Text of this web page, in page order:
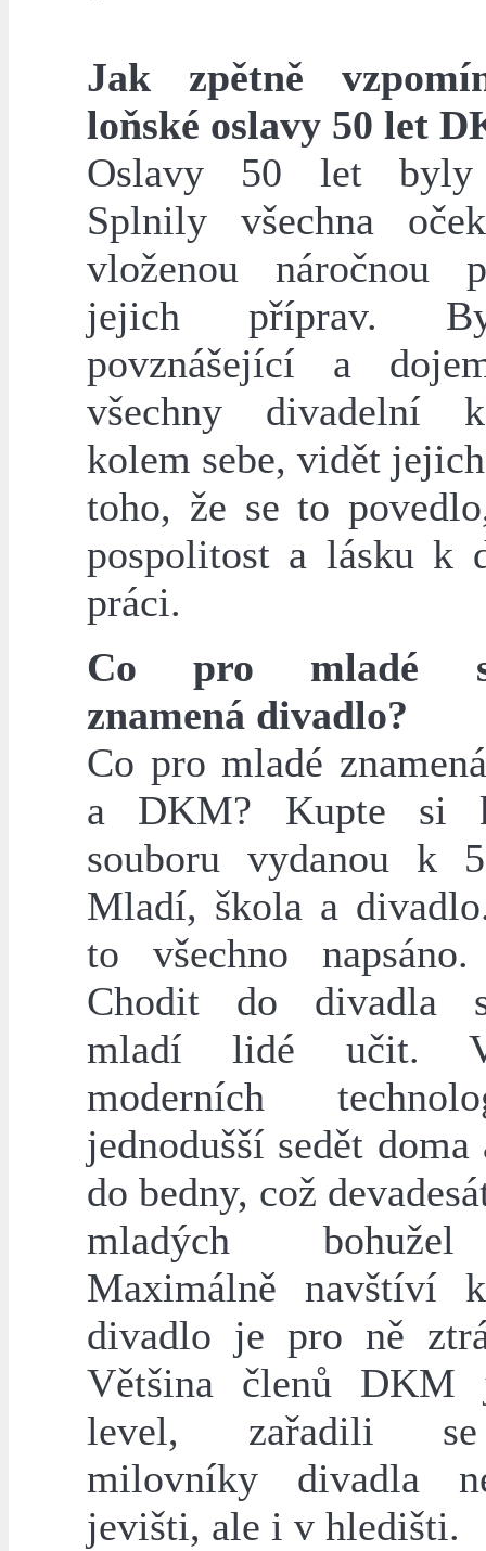
Jak zpětně
loňské oslavy 50 let
Oslavy 50 let byly
Splnily všechna
vloženou náročnou
jejich příprav.
povznášející a
všechny divadelní
kolem sebe, vidět
toho, že se to
pospolitost a lásku k
práci.
Co pro mladé
znamená divadlo?
Co pro mladé
a DKM? Kupte si
souboru vydanou k
Mladí, škola a
to všechno
Chodit do divadla
mladí lidé učit.
moderních
jednodušší sedět
do bedny, což
mladých
Maximálně navštíví
divadlo je pro ně
Většina členů DKM
level, zařadili
milovníky divadla
jevišti, ale i v hledišti.